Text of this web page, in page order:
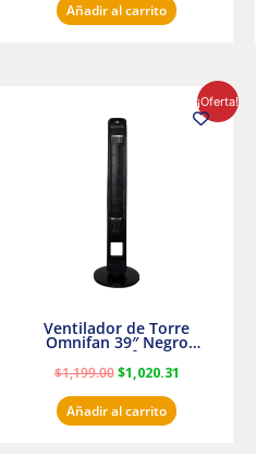
Añadir al carrito
¡Oferta!
Ventilador de Torre
Omnifan 39″ Negro
Masterfan
$1,199.00
original
era:
$1,020.31
precio
actual
Añadir al carrito